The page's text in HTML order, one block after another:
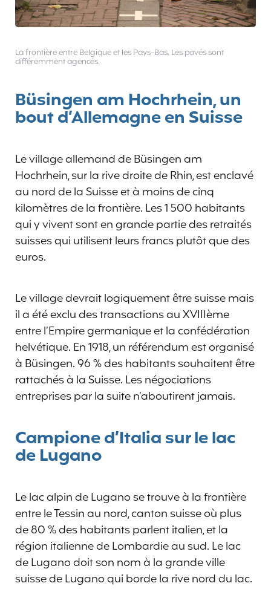
La frontière entre Belgique et les Pays-Bas. Les pavés sont
différemment agencés.
Büsingen am Hochrhein, un
bout d’Allemagne en Suisse
Le village allemand de Büsingen am
Hochrhein, sur la rive droite de Rhin, est enclavé
au nord de la Suisse et à moins de cinq
kilomètres de la frontière. Les 1 500 habitants
qui y vivent sont en grande partie des retraités
suisses qui utilisent leurs francs plutôt que des
euros.
Le village devrait logiquement être suisse mais
il a été exclu des transactions au XVIIIème
entre l’Empire germanique et la confédération
helvétique. En 1918, un référendum est organisé
à Büsingen. 96 % des habitants souhaitent être
rattachés à la Suisse. Les négociations
entreprises par la suite n’aboutirent jamais.
Campione d’Italia sur le lac
de Lugano
Le lac alpin de Lugano se trouve à la frontière
entre le Tessin au nord, canton suisse où plus
de 80 % des habitants parlent italien, et la
région italienne de Lombardie au sud. Le lac
de Lugano doit son nom à la grande ville
suisse de Lugano qui borde la rive nord du lac.